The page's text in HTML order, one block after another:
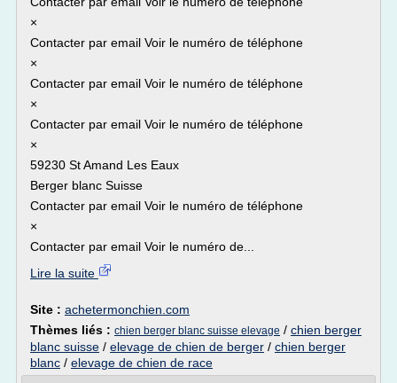
×
Contacter par email Voir le numéro de téléphone
×
Contacter par email Voir le numéro de téléphone
×
Contacter par email Voir le numéro de téléphone
×
59230 St Amand Les Eaux
Berger blanc Suisse
Contacter par email Voir le numéro de téléphone
×
Contacter par email Voir le numéro de...
Lire la suite
Site : achetermonchien.com
Thèmes liés : chien berger blanc suisse elevage / chien berger
blanc suisse / elevage de chien de berger / chien berger
blanc / elevage de chien de race